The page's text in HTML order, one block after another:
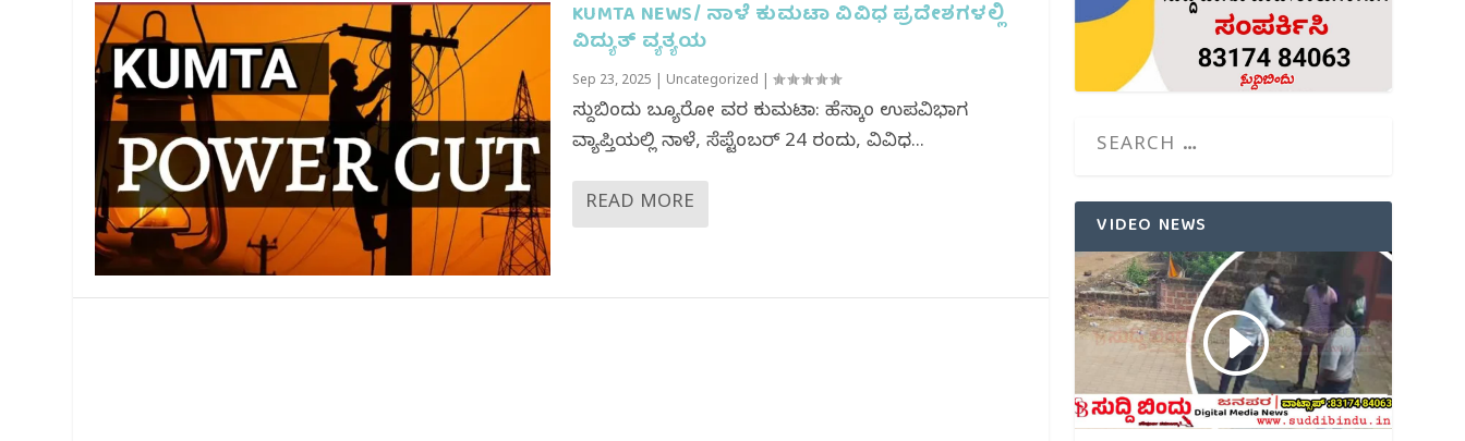
KUMTA NEWS/ ನಾಳೆ ಕುಮಟಾ ವಿವಿಧ ಪ್ರದೇಶಗಳಲ್ಲಿ
ವಿದ್ಯುತ್ ವ್ಯತ್ಯಯ
Sep 23, 2025 Uncategorized
ಸುದ್ದಿಬಿಂದು ಬ್ಯೂರೋ ವರದಿ ಕುಮಟಾ: ಹೆಸ್ಕಾಂ ಉಪವಿಭಾಗ
ವ್ಯಾಪ್ತಿಯಲ್ಲಿ ನಾಳೆ, ಸೆಪ್ಟೆಂಬರ್ 24 ರಂದು, ವಿವಿಧ...
READ MORE
VIDEO NEWS